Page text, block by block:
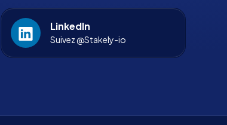
LinkedIn
Suivez @Stakely-io